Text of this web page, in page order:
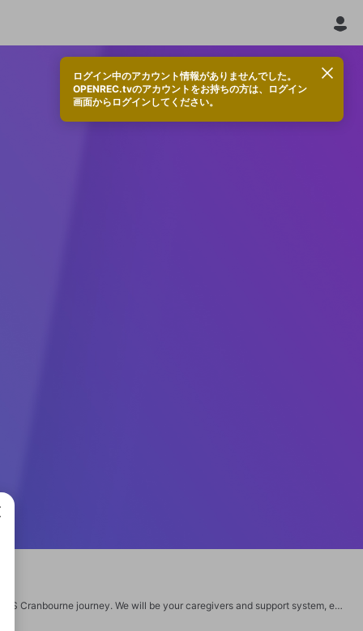
ログイン中のアカウント情報がありませんでした。
OPENREC.tvのアカウントをお持ちの方は、ログイン
画面からログインしてください。
Make room for great care and support from our team at Nexa Care during your NDIS Cranbourne journey. We will be your caregivers and support system, ensuring that you have access to all of the resources you require to foster personal growth and fulfill your developmental objectives. Read more at- https://nexa-care.com.au/ndis-provider-cranbourne/